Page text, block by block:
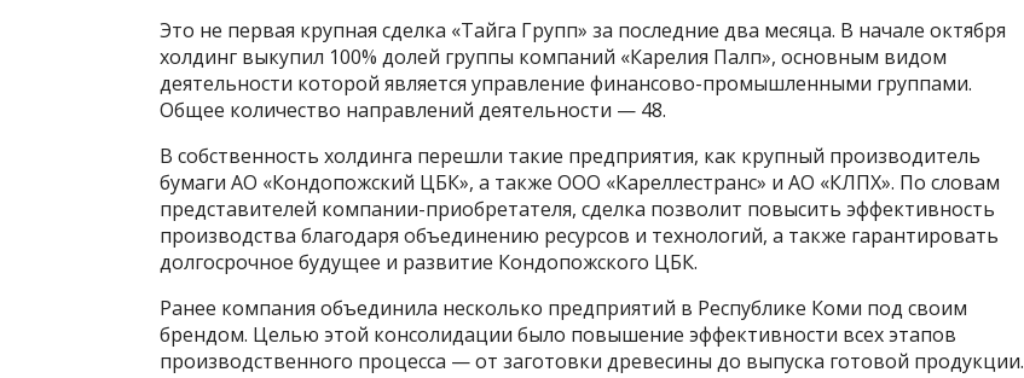
Это не первая крупная сделка «Тайга Групп» за последние два месяца. В начале октября
холдинг выкупил 100% долей группы компаний «Карелия Палп», основным видом
деятельности которой является управление финансово-промышленными группами.
Общее количество направлений деятельности — 48.
В собственность холдинга перешли такие предприятия, как крупный производитель
бумаги АО «Кондопожский ЦБК», а также ООО «Кареллестранс» и АО «КЛПХ». По словам
представителей компании-приобретателя, сделка позволит повысить эффективность
производства благодаря объединению ресурсов и технологий, а также гарантировать
долгосрочное будущее и развитие Кондопожского ЦБК.
Ранее компания объединила несколько предприятий в Республике Коми под своим
брендом. Целью этой консолидации было повышение эффективности всех этапов
производственного процесса — от заготовки древесины до выпуска готовой продукции.